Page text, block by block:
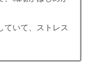
ていて、ストレス